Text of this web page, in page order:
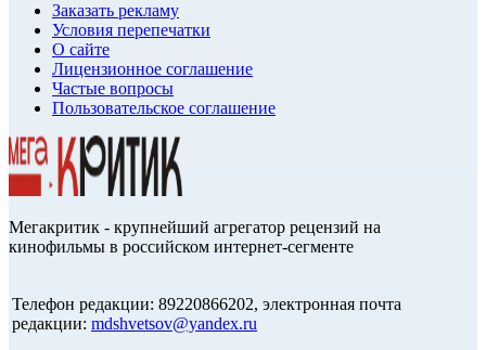
Заказать рекламу
Условия перепечатки
О сайте
Лицензионное соглашение
Частые вопросы
Пользовательское соглашение
Мегакритик - крупнейший агрегатор рецензий на
кинофильмы в российском интернет-сегменте
Телефон редакции: 89220866202, электронная почта
редакции: mdshvetsov@yandex.ru